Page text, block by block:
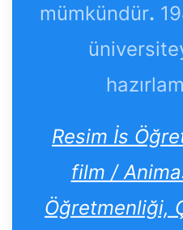
mümkündür.
Resim İs
film /
Öğretmenliği,